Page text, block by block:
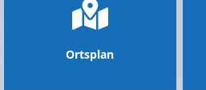
Ortsplan